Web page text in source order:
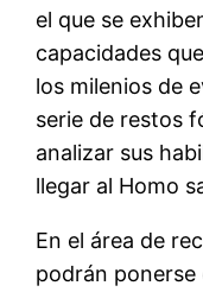
el que se
capacidades
los milenios de
serie de restos
analizar sus
llegar al Homo
En el área de
podrán ponerse